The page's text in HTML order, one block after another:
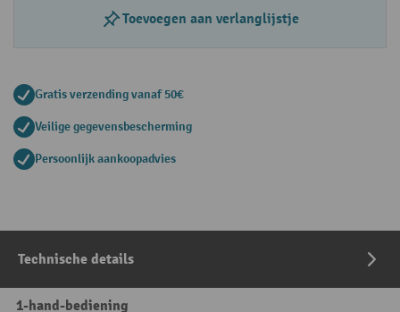
Toevoegen aan verlanglijstje
Gratis verzending vanaf 50€
Veilige gegevensbescherming
Persoonlijk aankoopadvies
Technische details
1-hand-bediening